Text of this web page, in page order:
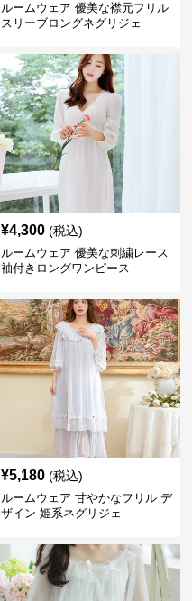
ルームウェア 優美な襟元フリル
スリーブロングネグリジェ
¥4,300 (税込)
ルームウェア 優美な刺繍レース
袖付きロングワンピース
¥5,180 (税込)
ルームウェア 甘やかなフリル デ
ザイン 姫系ネグリジェ